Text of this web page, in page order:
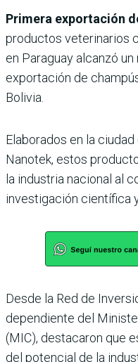
Primera exportación
productos veterinarios
en Paraguay alcanzó
exportación de
Bolivia.
Elaborados en la
Nanotek, estos
la industria nacional al
investigación científica
Desde la Red de
dependiente del
(MIC), destacaron que
del potencial de la